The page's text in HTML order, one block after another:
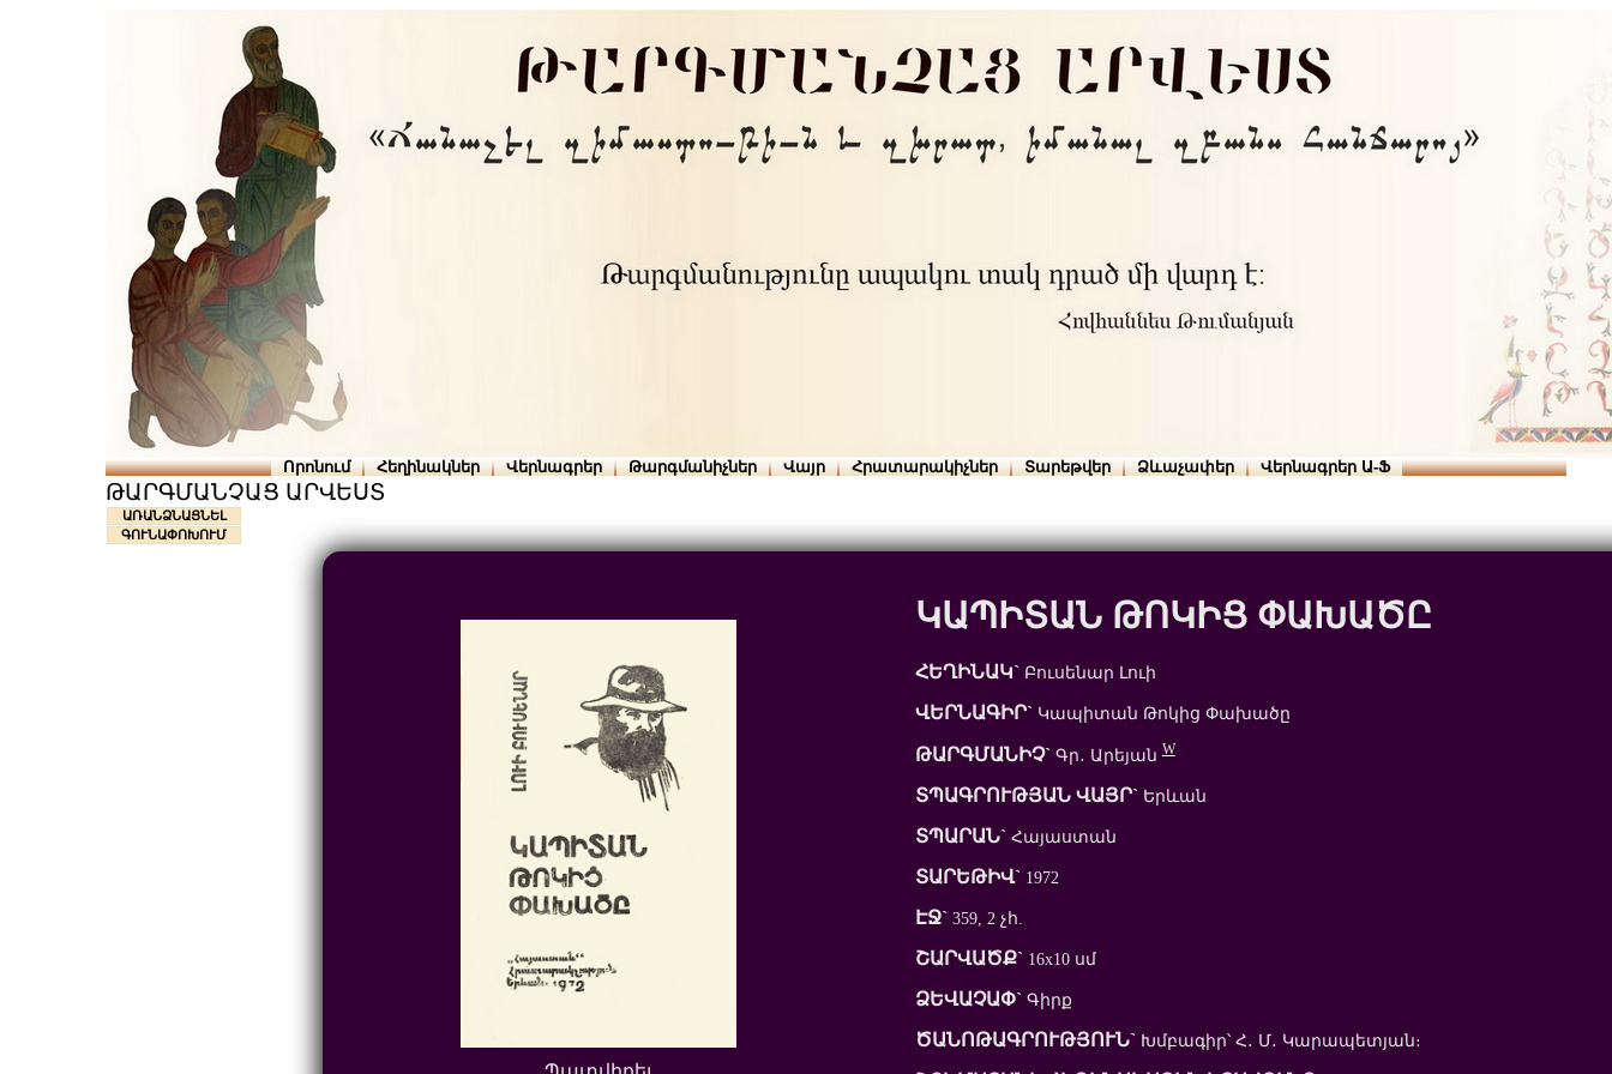
Որոնում Հեղինակներ Վերնագրեր Թարգմանիչներ Վայր Հրատարակիչներ Տարեթվեր Ձևաչափեր Վերնագրեր Ա-Ֆ
ԹԱՐԳՄԱՆՉԱՑ ԱՐՎԵՍՏ
ԱՌԱՆՁՆԱՑՆԵԼ
ԳՈՒՆԱՓՈԽՈՒՄ
ԿԱՊԻՏԱՆ ԹՈԿԻՑ ՓԱԽԱԾԸ
ՀԵՂԻՆԱԿ` Բուսենար Լուի
ՎԵՐՆԱԳԻՐ` Կապիտան Թոկից Փախածը
ԹԱՐԳՄԱՆԻՉ` Գր․ ԱրեյանW
ՏՊԱԳՐՈՒԹՅԱՆ ՎԱՅՐ` Երևան
ՏՊԱՐԱՆ` Հայաստան
ՏԱՐԵԹԻՎ` 1972
ԷՋ` 359, 2 չհ.
ՇԱՐՎԱԾՔ` 16x10 սմ
ՁԵՎԱՉԱՓ` Գիրք
ԾԱՆՈԹԱԳՐՈՒԹՅՈՒՆ` Խմբագիր՝ Հ․ Մ․ Կարապետյան։